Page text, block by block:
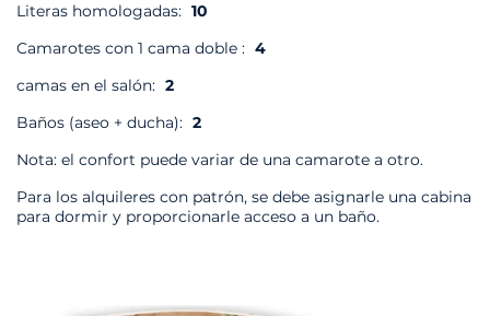
Literas homologadas: 10
Camarotes con 1 cama doble : 4
camas en el salón: 2
Baños (aseo + ducha): 2
Nota: el confort puede variar de una camarote a otro.
Para los alquileres con patrón, se debe asignarle una cabina
para dormir y proporcionarle acceso a un baño.